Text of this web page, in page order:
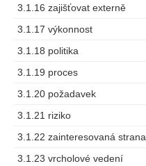
3.1.16 zajišťovat externě
3.1.17 výkonnost
3.1.18 politika
3.1.19 proces
3.1.20 požadavek
3.1.21 riziko
3.1.22 zainteresovaná strana
3.1.23 vrcholové vedení